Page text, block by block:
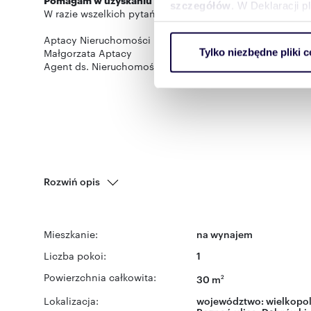
szczegółów . W Deklaracji
ruch w naszej witrynie.
reklamowym i
uzyskanymi podczas
Tylko niezbędne pliki
W razie wszelkich pytań pozostaję do Państwa
Aptacy Nieruchomości
Małgorzata Aptacy
Agent ds. Nieruchomości
Rozwiń opis
Mieszkanie: na wynajem
Liczba pokoi: 1
Powierzchnia całkowita: 30 m2
Lokalizacja: województwo: